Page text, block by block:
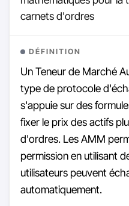
carnets d'ordres
DÉFINITION
Un Teneur de Marché
type de protocole
s'appuie sur des
fixer le prix des actifs
d'ordres. Les AMM
permission en utilisant
utilisateurs peuvent
automatiquement.